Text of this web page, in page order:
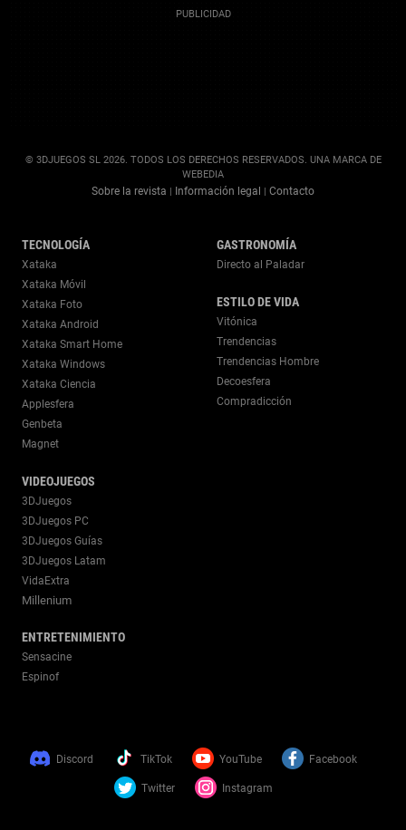
© 3DJUEGOS SL 2026. TODOS LOS DERECHOS RESERVADOS. UNA MARCA DE
WEBEDIA
Sobre la revista | Información legal | Contacto
TECNOLOGÍA
Xataka
Xataka Móvil
Xataka Foto
Xataka Android
Xataka Smart Home
Xataka Windows
Xataka Ciencia
Applesfera
Genbeta
Magnet
VIDEOJUEGOS
3DJuegos
3DJuegos PC
3DJuegos Guías
3DJuegos Latam
VidaExtra
Millenium
ENTRETENIMIENTO
Sensacine
Espinof
GASTRONOMÍA
Directo al Paladar
ESTILO DE VIDA
Vitónica
Trendencias
Trendencias Hombre
Decoesfera
Compradicción
Discord TikTok YouTube Facebook
Twitter Instagram